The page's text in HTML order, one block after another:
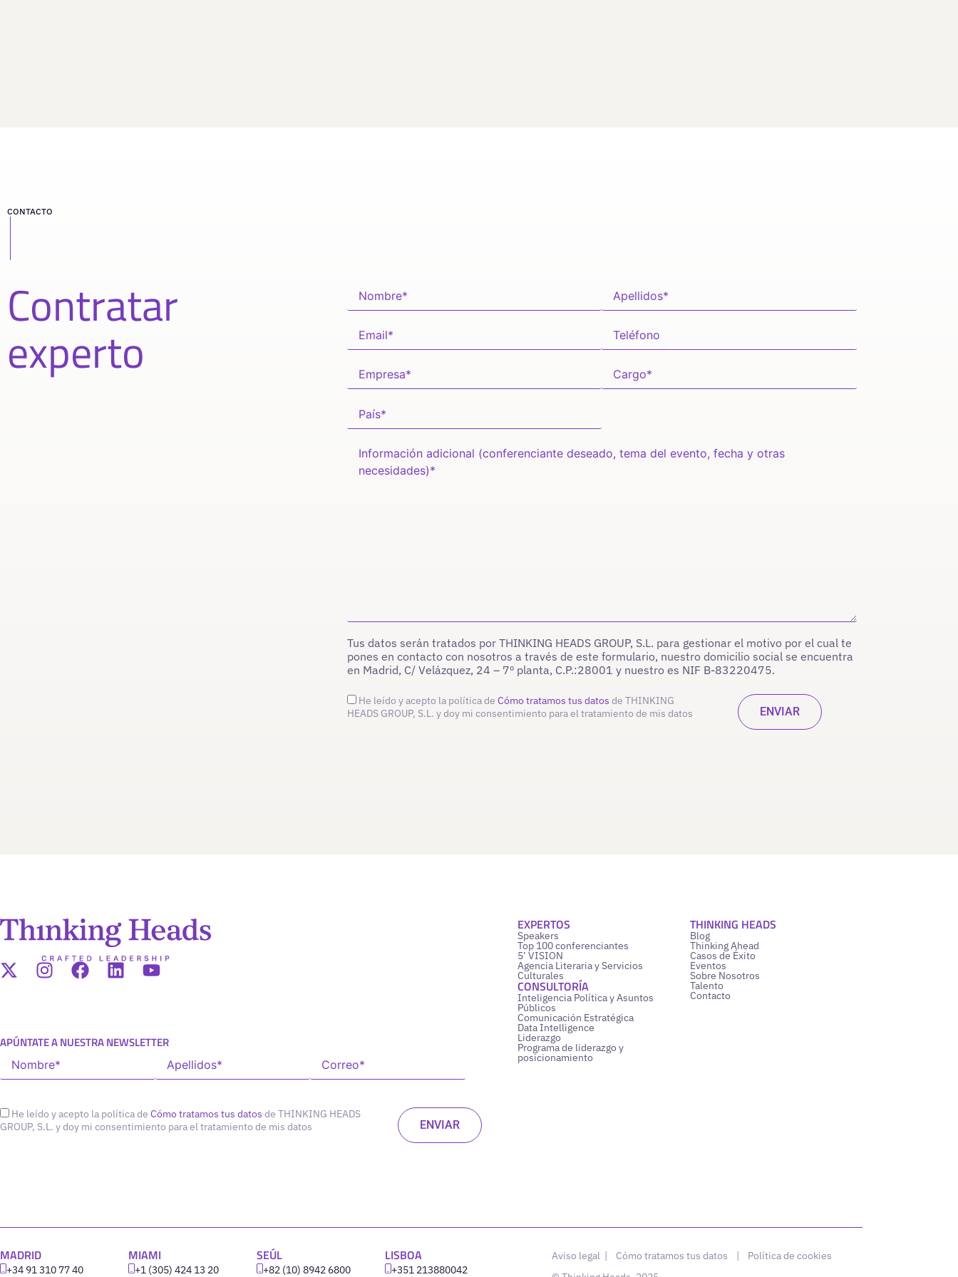
CONTACTO
Contratar
experto
Tus datos serán tratados por THINKING HEADS GROUP, S.L. para gestionar el motivo por el cual te
pones en contacto con nosotros a través de este formulario, nuestro domicilio social se encuentra
en Madrid, C/ Velázquez, 24 – 7º planta, C.P.:28001 y nuestro es NIF B-83220475.
He leído y acepto la política de Cómo tratamos tus datos de THINKING
HEADS GROUP, S.L. y doy mi consentimiento para el tratamiento de mis datos
APÚNTATE A NUESTRA NEWSLETTER
He leído y acepto la política de Cómo tratamos tus datos de THINKING HEADS
GROUP, S.L. y doy mi consentimiento para el tratamiento de mis datos
EXPERTOS
Speakers
Top 100 conferenciantes
5’ VISION
Agencia Literaria y Servicios
Culturales
CONSULTORÍA
Inteligencia Política y Asuntos
Públicos
Comunicación Estratégica
Data Intelligence
Liderazgo
Programa de liderazgo y
posicionamiento
THINKING HEADS
Blog
Thinking Ahead
Casos de Éxito
Eventos
Sobre Nosotros
Talento
Contacto
MADRID
+34 91 310 77 40
MIAMI
+1 (305) 424 13 20
SEÚL
+82 (10) 8942 6800
LISBOA
‪+351 213880042
Aviso legal | Cómo tratamos tus datos | Política de cookies